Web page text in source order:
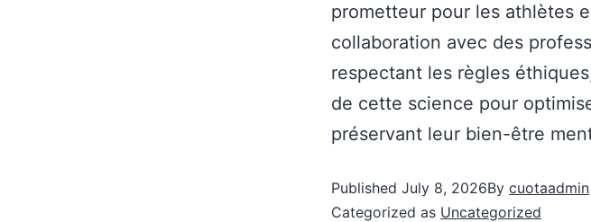
prometteur pour les athlètes
collaboration avec des
respectant les règles
de cette science pour
préservant leur bien-être
Published July 8, 2026By cuotaadmin
Categorized as Uncategorized